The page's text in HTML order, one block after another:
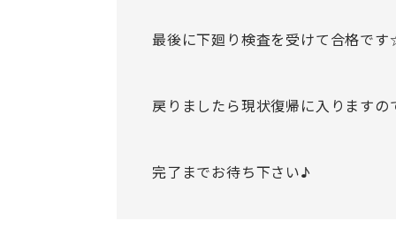
最後に下廻り検査を受けて合格で
戻りましたら現状復帰に入りますの
完了までお待ち下さい♪